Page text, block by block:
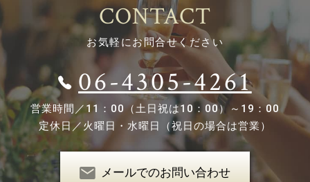
CONTACT
お気軽にお問合せください
06-4305-4261
営業時間／11：00（土日祝は10：00）～19：00
定休日／火曜日・水曜日（祝日の場合は営業）
メールでのお問い合わせ